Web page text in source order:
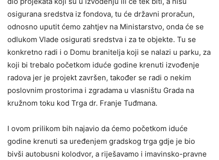
osigurana sredstva iz fondova, tu će državni proračun,
odnosno uputit ćemo zahtjev na Ministarstvo, onda će se
odlukom Vlade osigurati sredstva i za te objekte. Tu se
konkretno radi i o Domu branitelja koji se nalazi u parku, za
koji bi trebalo početkom iduće godine krenuti izvođenje
radova jer je projekt završen, također se radi o nekim
poslovnim prostorima i zgradama u vlasništu Grada na
kružnom toku kod Trga dr. Franje Tuđmana.
I ovom prilikom bih najavio da ćemo početkom iduće
godine krenuti sa uređenjem gradskog trga gdje je bio
bivši autobusni kolodvor, a riješavamo i imavinsko-pravne